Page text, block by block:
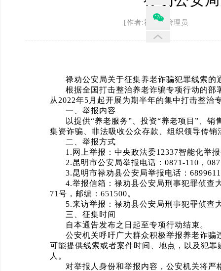
[作者:禄劝县管理员 发
禄劝公安局关于征集养老诈骗犯罪线索的
根据全国打击整治养老诈骗专项行动的
从2022年5月起开展为期半年的集中打击整
一、举报内容
以提供“养老服务”、投资“养老项目”、
集资诈骗、非法吸收公众存款、组织领导传
二、举报方式
1.网上举报：中央政法委12337智能化举
2.昆明市公安局举报电话：0871-110，
3.昆明市禄劝县公安局举报电话：
4.举报信箱：禄劝县公安局刑事犯罪侦查
71号，邮编：651500。
5.来访举报：禄劝县公安局刑事犯罪侦查
三、征集时间
自本通告发布之日起至专项行动结束。
公安机关呼吁广大群众积极举报养老诈
可能提供线索或者案件时间、地点，以及犯
人。
对举报人身份和举报内容，公安机关将